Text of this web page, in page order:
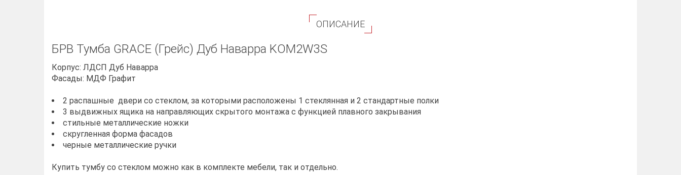
ОПИСАНИЕ
БРВ Тумба GRACE (Грейс) Дуб Наварра KOM2W3S
Корпус: ЛДСП Дуб Наварра
Фасады: МДФ Графит
2 распашные двери со стеклом, за которыми расположены 1 стеклянная и 2 стандартные полки
3 выдвижных ящика на направляющих скрытого монтажа с функцией плавного закрывания
стильные металлические ножки
скругленная форма фасадов
черные металлические ручки
Купить тумбу со стеклом можно как в комплекте мебели, так и отдельно.